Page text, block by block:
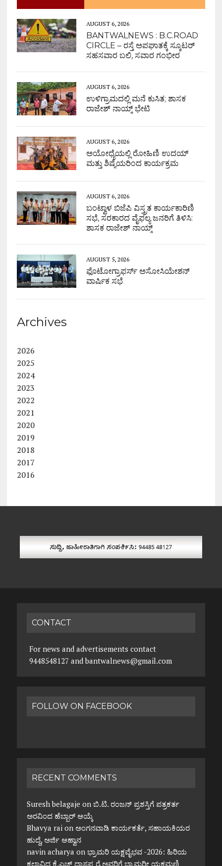
AUGUST 6, 2026
BANTWALNEWS : B.C.ROAD
CIRCLE – ರಸ್ತೆ ಅಪಘಾತಕ್ಕೆ ಸ್ಕೂಟರ್
ಸಹಸವಾರ ಬಲಿ, ಸವಾರ ಗಂಭೀರ
AUGUST 6, 2026
ಉಳಿಗ್ರಾಮದಲ್ಲಿ ಮನೆ ಕುಸಿತ; ಶಾಸಕ
ರಾಜೇಶ್ ನಾಯ್ಕ್ ಭೇಟಿ
AUGUST 6, 2026
ಅಯೋಧ್ಯೆಯಲ್ಲಿ ರೋಹಿಣಿ ಉದಯ್
ಮತ್ತು ಶಿಷ್ಯೆಯರಿಂದ ಕಾರ್ಯಕ್ರಮ
AUGUST 6, 2026
ಬಂಟ್ವಾಳ ಬಿಜೆಪಿ ವಿಸ್ತ್ರತ ಕಾರ್ಯಕಾರಿಣಿ
ಸಭೆ, ಸರಕಾರದ ವೈಫಲ್ಯ ಜನರಿಗೆ ತಿಳಿಸಿ:
ಶಾಸಕ ರಾಜೇಶ್ ನಾಯ್ಕ್
AUGUST 5, 2026
ಫೊಟೋಗ್ರಾಫರ್ಸ್ ಅಸೋಸಿಯೇಶನ್
ವಾರ್ಷಿಕ ಸಭೆ
Archives
2026
2025
2024
2023
2022
2021
2020
2019
2018
2017
2016
CONTACT
For news and advertisements contact
9448548127 and bantwalnews@gmail.com
FOLLOW ON FACEBOOK
RECENT COMMENTS
Suresh belagaje on ಬಿ.ಟಿ. ರಂಜನ್ ಪ್ರಶಸ್ತಿಗೆ ಪತ್ರಕರ್ತ
ಅರವಿಂದ ಹೆಬ್ಬಾರ್ ಆಯ್ಕೆ
Bhavya raion ಅಂಗನವಾಡಿ ಕಾರ್ಯಕರ್ತೆ, ಸಹಾಯಕಿಯರ
ಹುದ್ದೆ, ಅರ್ಜಿ ಆಹ್ವಾನ
navin acharya on ಭ್ರಾಮರಿ ಯಕ್ಷವೈಭವ -2026: ಹಿರಿಯ
ಕಲಾವಿದ ಕೆ.ಎಚ್ ದಾಸಪ್ಪ ರೈ ಅವರಿಗೆ ಭ್ರಾಮರೀ ಯಕ್ಷಮಣಿ